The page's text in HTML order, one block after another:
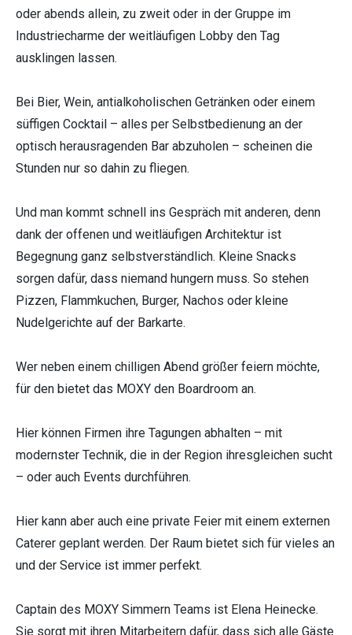
oder abends allein, zu zweit oder in der Gruppe im
Industriecharme der weitläufigen Lobby den Tag
ausklingen lassen.
Bei Bier, Wein, antialkoholischen Getränken oder einem
süffigen Cocktail – alles per Selbstbedienung an der
optisch herausragenden Bar abzuholen – scheinen die
Stunden nur so dahin zu fliegen.
Und man kommt schnell ins Gespräch mit anderen, denn
dank der offenen und weitläufigen Architektur ist
Begegnung ganz selbstverständlich. Kleine Snacks
sorgen dafür, dass niemand hungern muss. So stehen
Pizzen, Flammkuchen, Burger, Nachos oder kleine
Nudelgerichte auf der Barkarte.
Wer neben einem chilligen Abend größer feiern möchte,
für den bietet das MOXY den Boardroom an.
Hier können Firmen ihre Tagungen abhalten – mit
modernster Technik, die in der Region ihresgleichen sucht
– oder auch Events durchführen.
Hier kann aber auch eine private Feier mit einem externen
Caterer geplant werden. Der Raum bietet sich für vieles an
und der Service ist immer perfekt.
Captain des MOXY Simmern Teams ist Elena Heinecke.
Sie sorgt mit ihren Mitarbeitern dafür, dass sich alle Gäste